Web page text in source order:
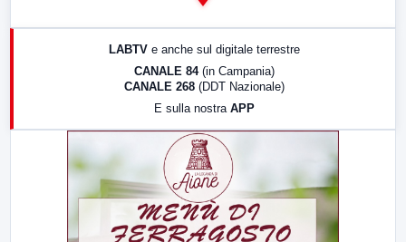
17:00 LabNews (replica)
LABTV e anche sul digitale terrestre
CANALE 84 (in Campania)
CANALE 268 (DDT Nazionale)
E sulla nostra APP